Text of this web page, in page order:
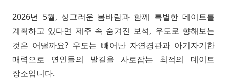
2026년 5월, 싱그러운 봄바람과 함께 특별한 데이트를
계획하고 있다면 제주 속 숨겨진 보석, 우도로 향해보는
것은 어떨까요? 우도는 빼어난 자연경관과 아기자기한
매력으로 연인들의 발길을 사로잡는 최적의 데이트
장소입니다.